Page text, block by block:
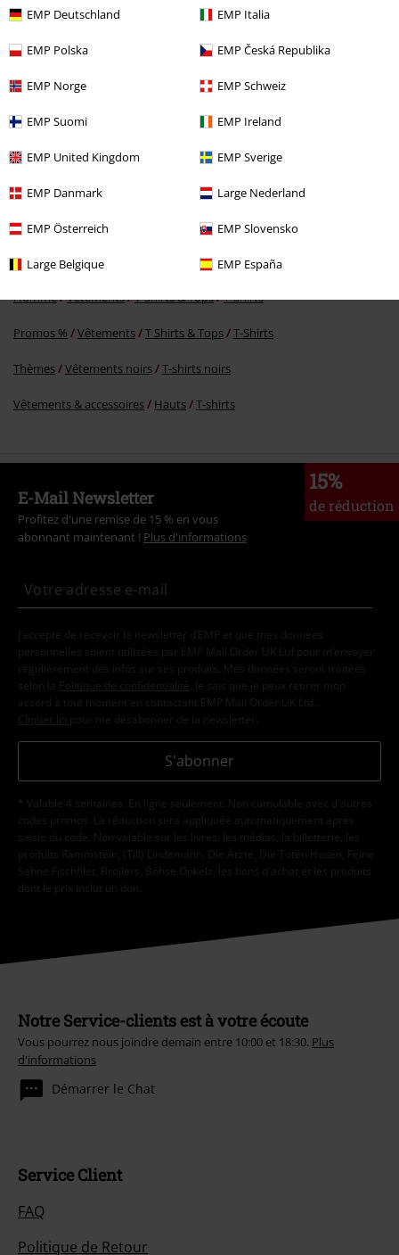
EMP Deutschland EMP Italia
EMP Polska EMP Česká Republika
EMP Norge EMP Schweiz
EMP Suomi EMP Ireland
EMP United Kingdom EMP Sverige
EMP Danmark Large Nederland
EMP Österreich EMP Slovensko
Large Belgique EMP España
€ 19,99
Plus de catégories. Plus d'options.
Divertissement
Homme Vêtements T-Shirts & Tops T-Shirts
Promos % Vêtements T Shirts & Tops T-Shirts
Thèmes Vêtements noirs T-shirts noirs
Vêtements & accessoires Hauts T-shirts
15%
de réduction
E-Mail Newsletter
Profitez d'une remise de 15 % en vous
abonnant maintenant ! Plus d'informations
J’accepte de recevoir la newsletter d’EMP et que mes données
personnelles soient utilisées par EMP Mail Order UK Ltd pour m’envoyer
régulièrement des infos sur ses produits. Mes données seront traitées
selon la
Politique de confidentialité . Je sais que je peux retirer mon
accord à tout moment en contactant EMP Mail Order UK Ltd.
Cliquer ici pour me désabonner de la newsletter.
S'abonner
* Valable 4 semaines. En ligne seulement. Non cumulable avec d'autres
codes promos. La réduction sera appliquée automatiquement après
saisie du code. Non valable sur les livres, les médias, la billetterie, les
produits Rammstein, (Till) Lindemann, Die Ärzte, Die Toten Hosen, Feine
Sahne Fischfilet, Broilers, Böhse Onkelz, les bons d'achat et les produits
dont le prix inclut un don.
Notre Service-clients est à votre écoute
Vous pourrez nous joindre demain entre 10:00 et 18:30. Plus
d'informations
Démarrer le Chat
Service Client
FAQ
Politique de Retour